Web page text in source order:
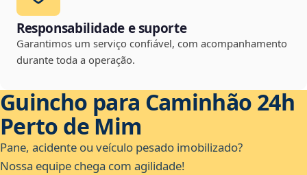
Responsabilidade e suporte
Garantimos um serviço confiável, com acompanhamento
durante toda a operação.
Guincho para Caminhão 24h
Perto de Mim
Pane, acidente ou veículo pesado imobilizado?
Nossa equipe chega com agilidade!